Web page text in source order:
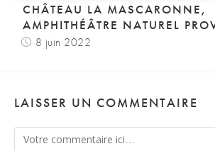
CHÂTEAU LA MASCARONNE,
AMPHITHÉÂTRE NATUREL
8 juin 2022
LAISSER UN COMMENTAIRE
Comment